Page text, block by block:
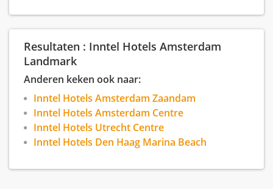
locaties van Inntel Hotels vertellen het verhaal
van de stad waarin zij staan en hebben een
sterke focus op wellness. Het wellness centre is
uitgerust met een zwembad, Turks stoombad,
sauna en massageruimte. Bovendien beschikken
ook in dit hotel alle luxe kamertypes over een
spa bad en sauna. Zo ligt de metropool aan uw
voeten en vindt u op de trendy kamers rust.
Resultaten : Inntel Hotels Amsterdam
Landmark
Anderen keken ook naar:
Inntel Hotels Amsterdam Zaandam
Inntel Hotels Amsterdam Centre
Inntel Hotels Utrecht Centre
Inntel Hotels Den Haag Marina Beach